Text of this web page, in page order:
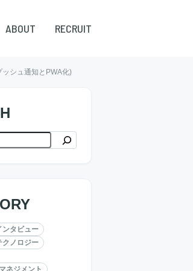
ABOUT RECRUIT
シュ通知とPWA化)
ンタビュー
クノロジー
ネジメント